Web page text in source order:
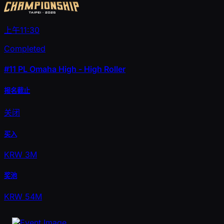
上午11:30
Completed
#11 PL Omaha High - High Roller
报名截止
关闭
买入
KRW 3M
奖池
KRW 54M